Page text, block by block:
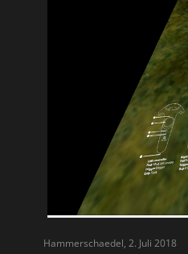
Hammerschaedel, 2. Juli 2018